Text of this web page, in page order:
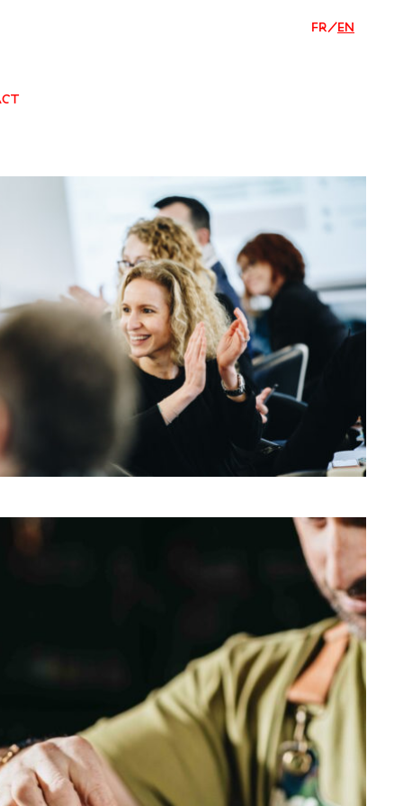
FR/EN
CORPORATE